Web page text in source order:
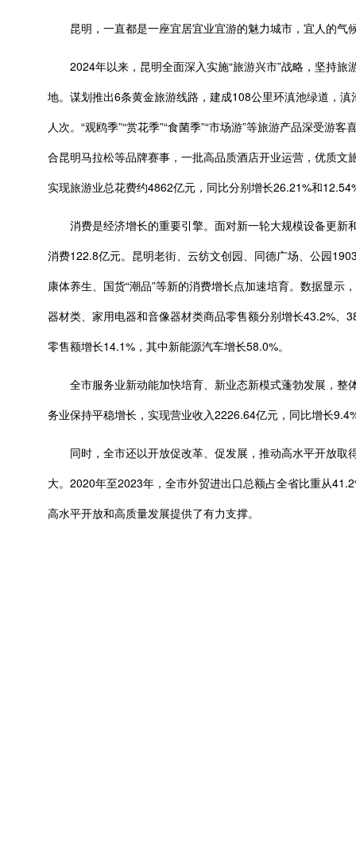
昆明，一直都是一座宜居宜业宜游的魅力城市，宜人的气
2024年以来，昆明全面深入实施“旅游兴市”战略，坚持旅
地。谋划推出6条黄金旅游线路，建成108公里环滇池绿道，
人次。“观鸥季”“赏花季”“食菌季”“市场游”等旅游产品深受
合昆明马拉松等品牌赛事，一批高品质酒店开业运营，优质
实现旅游业总花费约4862亿元，同比分别增长26.21%和
消费是经济增长的重要引擎。面对新一轮大规模设备更新
消费122.8亿元。昆明老街、云纺文创园、同德广场、公园
康体养生、国货“潮品”等新的消费增长点加速培育。数据显
器材类、家用电器和音像器材类商品零售额分别增长43.2%
零售额增长14.1%，其中新能源汽车增长58.0%。
全市服务业新动能加快培育、新业态新模式蓬勃发展，整
务业保持平稳增长，实现营业收入2226.64亿元，同比增长
同时，全市还以开放促改革、促发展，推动高水平开放取
大。2020年至2023年，全市外贸进出口总额占全省比重从
高水平开放和高质量发展提供了有力支撑。